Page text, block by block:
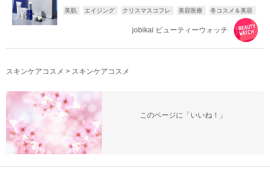
美肌 エイジング クリスマスコフレ 美容医療 冬コスメ＆美容
jobikai ビューティーウォッチ
スキンケアコスメ > スキンケアコスメ
このページに「いいね！」